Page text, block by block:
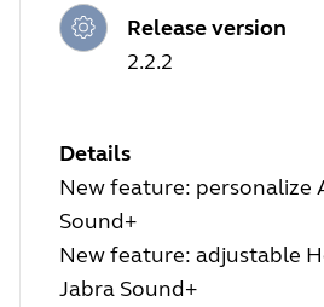
Release version
2.2.2
Details
New feature: personalize
Sound+
New feature: adjustable
Jabra Sound+